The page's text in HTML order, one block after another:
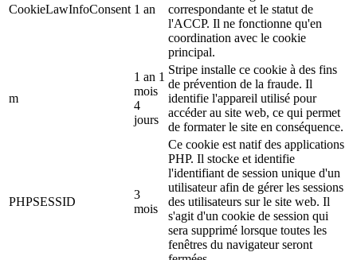
CookieLawInfoConsent 1 an
correspondante et le statut de
l'ACCP. Il ne fonctionne qu'en
coordination avec le cookie
principal.
m
1 an 1
mois
4
jours
Stripe installe ce cookie à des fins
de prévention de la fraude. Il
identifie l'appareil utilisé pour
accéder au site web, ce qui permet
de formater le site en conséquence.
PHPSESSID
3
mois
Ce cookie est natif des applications
PHP. Il stocke et identifie
l'identifiant de session unique d'un
utilisateur afin de gérer les sessions
des utilisateurs sur le site web. Il
s'agit d'un cookie de session qui
sera supprimé lorsque toutes les
fenêtres du navigateur seront